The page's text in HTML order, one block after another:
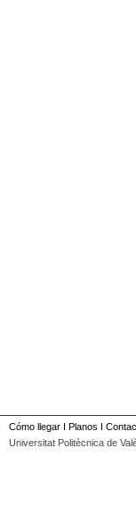
Cómo llegar I Planos I
Universitat Politècnica de